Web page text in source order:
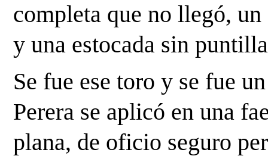
completa que no llegó,
y una estocada sin
Se fue ese toro y se fue
Perera se aplicó en una
plana, de oficio seguro